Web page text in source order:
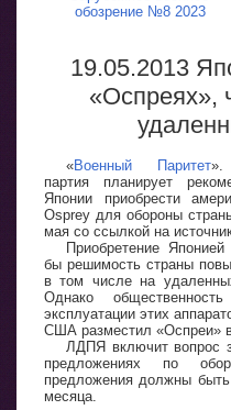
обозрение №8 2023
19.05.2013
«Оспреях»,
«Военный Паритет».
партия планирует
Японии приобрести
Osprey для обороны
мая со ссылкой на
Приобретение
бы решимость страны
в том числе на
Однако
эксплуатации этих
США разместил «Оспреи»
ЛДПЯ включит вопрос
предложениях по
предложения должны
месяца.